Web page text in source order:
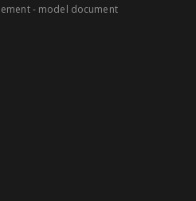
- model document